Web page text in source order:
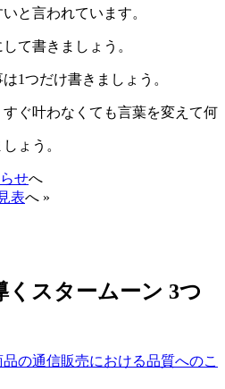
言われています。
て書きましょう。
つだけ書きましょう。
ぐ叶わなくても言葉を変えて何
ょう。
せへ
表へ »
スタームーン 3つ